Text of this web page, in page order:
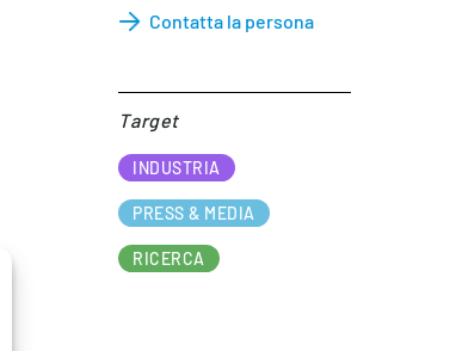
Contatta la persona
Target​
INDUSTRIA
PRESS & MEDIA
RICERCA